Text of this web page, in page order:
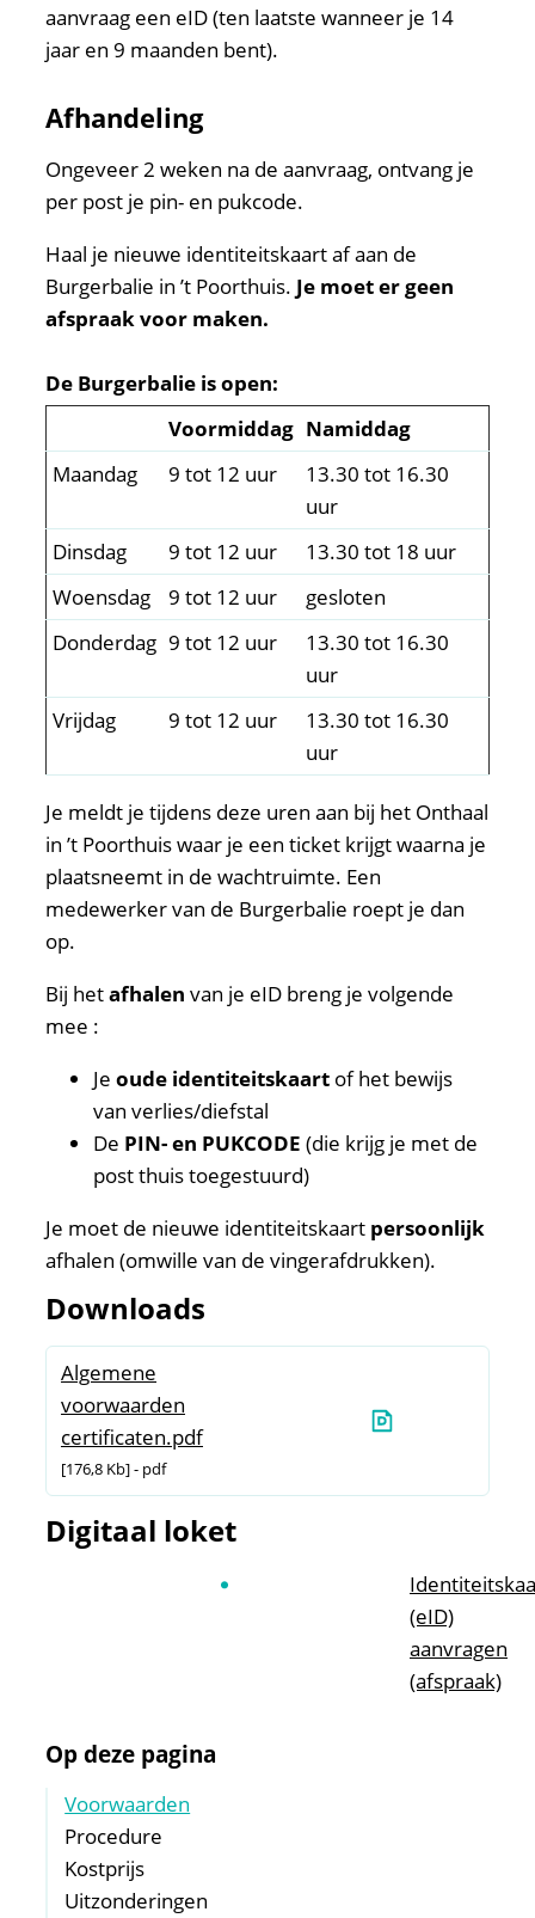
aanvraag een eID (ten laatste wanneer je 14
jaar en 9 maanden bent).
Afhandeling
Ongeveer 2 weken na de aanvraag, ontvang je
per post je pin- en pukcode.
Haal je nieuwe identiteitskaart af aan de
Burgerbalie in ’t Poorthuis. Je moet er geen
afspraak voor maken.
De Burgerbalie is open:
Voormiddag Namiddag
Maandag
9 tot 12 uur
13.30 tot 16.30
uur
Dinsdag
9 tot 12 uur
13.30 tot 18 uur
Woensdag
9 tot 12 uur
gesloten
Donderdag 9 tot 12 uur
13.30 tot 16.30
uur
Vrijdag
9 tot 12 uur
13.30 tot 16.30
uur
Je meldt je tijdens deze uren aan bij het Onthaal
in ’t Poorthuis waar je een ticket krijgt waarna je
plaatsneemt in de wachtruimte. Een
medewerker van de Burgerbalie roept je dan
op.
Bij hetafhalen van je eID breng je volgende
mee :
Je oude identiteitskaart of het bewijs
van verlies/diefstal
De PIN- en PUKCODE (die krijg je met de
post thuis toegestuurd)
Je moet de nieuwe identiteitskaart persoonlijk
afhalen (omwille van de vingerafdrukken).
Downloads
Algemene
voorwaarden
certificaten.pdf
176,8 Kb pdf
Digitaal loket
(eID)
aanvragen
(afspraak)
Op deze pagina
Voorwaarden
Procedure
Kostprijs
Uitzonderingen